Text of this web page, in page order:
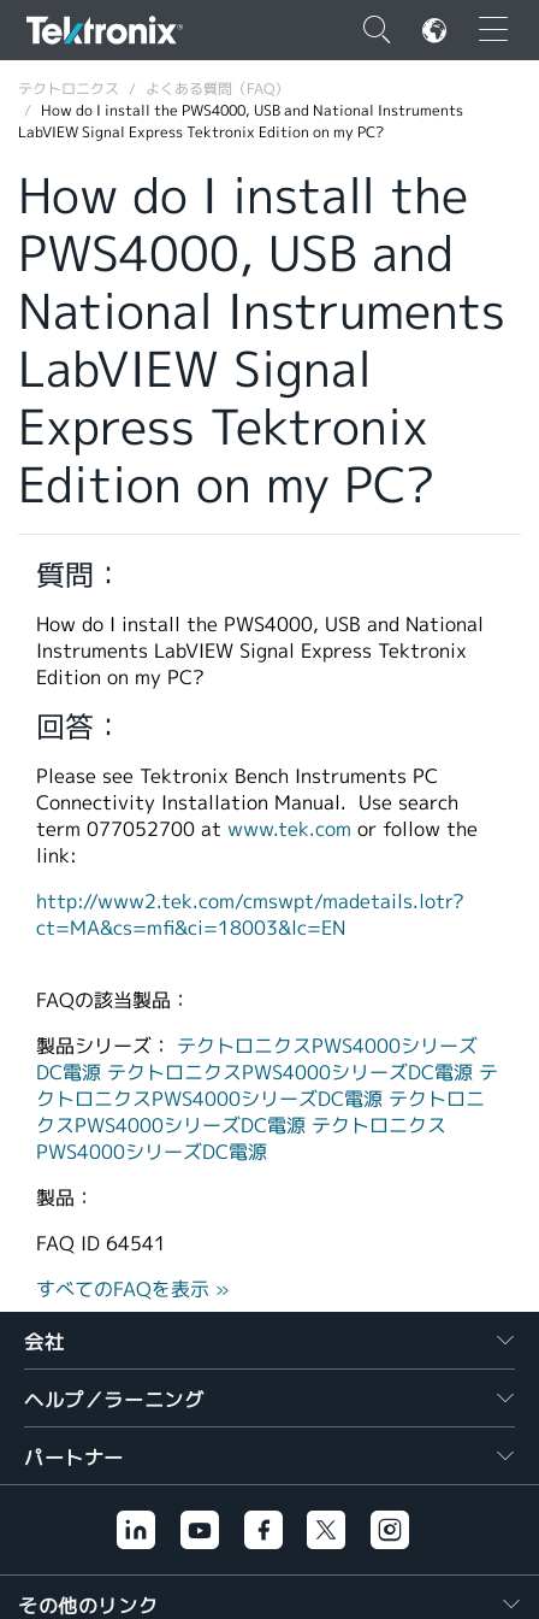
×
ENGLISH
DEUTSCH
VIỆT NAM
简体中文
日本語
繁體中文
テクトロニクス
よくある質問（FAQ）
How do I install the PWS4000, USB and National Instruments
LabVIEW Signal Express Tektronix Edition on my PC?
How do I install the
PWS4000, USB and
National Instruments
LabVIEW Signal
Express Tektronix
Edition on my PC?
質問：
How do I install the PWS4000, USB and National
Instruments LabVIEW Signal Express Tektronix
Edition on my PC?
回答：
Please see Tektronix Bench Instruments PC
Connectivity Installation Manual. Use search
term 077052700 at www.tek.com or follow the
link:
http://www2.tek.com/cmswpt/madetails.lotr?
ct=MA&cs=mfi&ci=18003&lc=EN
FAQの該当製品：
製品シリーズ： テクトロニクスPWS4000シリーズ
DC電源 テクトロニクスPWS4000シリーズDC電源 テ
クトロニクスPWS4000シリーズDC電源 テクトロニ
クスPWS4000シリーズDC電源 テクトロニクス
PWS4000シリーズDC電源
製品：
FAQ ID 64541
すべてのFAQを表示 »
会社
ヘルプ／ラーニング
パートナー
その他のリンク